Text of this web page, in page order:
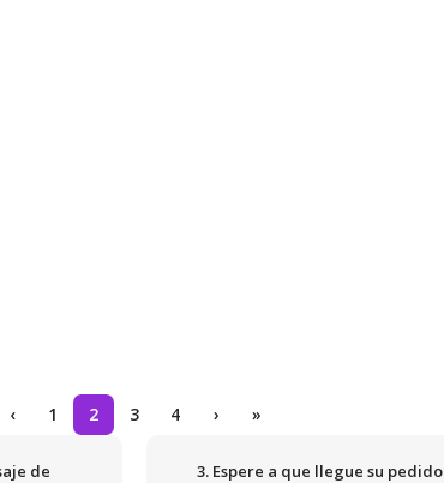
‹ 1 2 3 4 › »
de
3. Espere a que llegue su pedido